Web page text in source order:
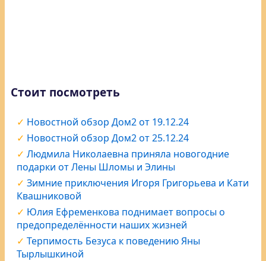
Стоит посмотреть
Новостной обзор Дом2 от 19.12.24
Новостной обзор Дом2 от 25.12.24
Людмила Николаевна приняла новогодние
подарки от Лены Шломы и Элины
Зимние приключения Игоря Григорьева и Кати
Квашниковой
Юлия Ефременкова поднимает вопросы о
предопределённости наших жизней
Терпимость Безуса к поведению Яны
Тырлышкиной